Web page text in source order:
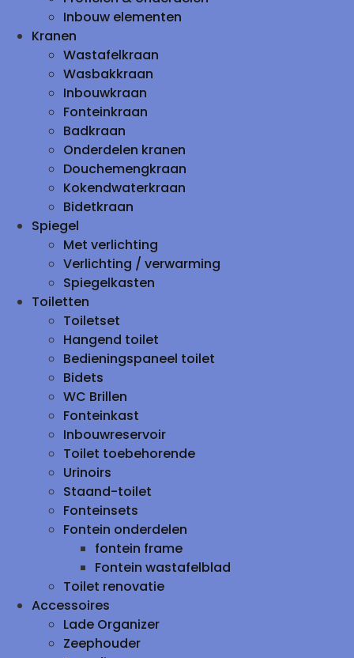
Inbouw elementen
Kranen
Wastafelkraan
Wasbakkraan
Inbouwkraan
Fonteinkraan
Badkraan
Onderdelen kranen
Douchemengkraan
Kokendwaterkraan
Bidetkraan
Spiegel
Met verlichting
Verlichting / verwarming
Spiegelkasten
Toiletten
Toiletset
Hangend toilet
Bedieningspaneel toilet
Bidets
WC Brillen
Fonteinkast
Inbouwreservoir
Toilet toebehorende
Urinoirs
Staand-toilet
Fonteinsets
Fontein onderdelen
fontein frame
Fontein wastafelblad
Toilet renovatie
Accessoires
Lade Organizer
Zeephouder